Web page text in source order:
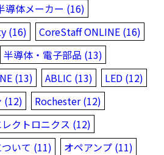
導体メーカー (16)
(16)
CoreStaff ONLINE (16)
半導体・電子部品 (13)
(13)
ABLIC (13)
LED (12)
(12)
Rochester (12)
クトロニクス (12)
いて (11)
オペアンプ (11)